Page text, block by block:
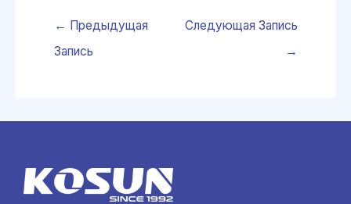
← Предыдущая
Запись
Следующая Запись
→